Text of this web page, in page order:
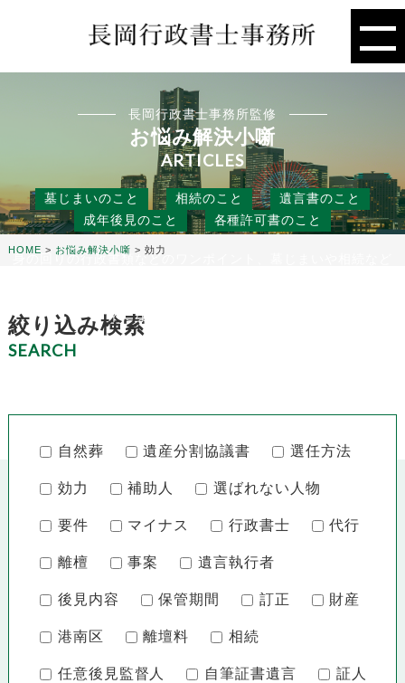
長岡行政書士事務所監修
お悩み解決小噺
ARTICLES
墓じまいのこと 相続のこと
遺言書のこと
成年後見のこと
各種許可書のこと
身の回りの行政書類などのワンポイント、墓じまいや相続など
ネになる小噺をお届けします。
HOME > お悩み解決小噺 > 効力
絞り込み検索
SEARCH
自然葬 遺産分割協議書 選任方法
効力 補助人 選ばれない人物
要件 マイナス 行政書士 代行
離檀 事案 遺言執行者
後見内容 保管期間 訂正 財産
港南区 離壇料 相続
任意後見監督人 自筆証書遺言 証人